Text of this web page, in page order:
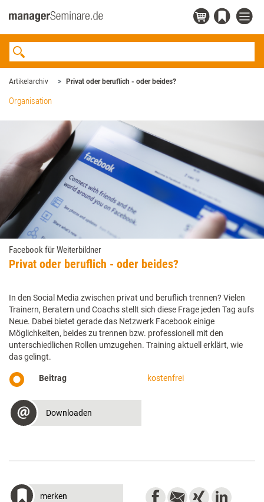
Artikelarchiv Privat oder beruflich - oder beides?
Organisation
Facebook für Weiterbildner
Privat oder beruflich - oder beides?
In den Social Media zwischen privat und beruflich trennen? Vielen
Trainern, Beratern und Coachs stellt sich diese Frage jeden Tag aufs
Neue. Dabei bietet gerade das Netzwerk Facebook einige
Möglichkeiten, beides zu trennen bzw. professionell mit den
unterschied­lichen Rollen umzugehen. Training aktuell erklärt, wie
das gelingt.
Beitrag kostenfrei
Downloaden
merken